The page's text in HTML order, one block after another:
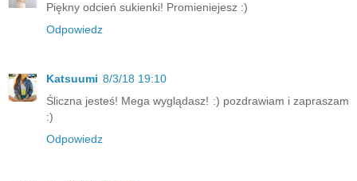
Piękny odcień sukienki! Promieniejesz :)
Odpowiedz
Katsuumi 8/3/18 19:10
Śliczna jesteś! Mega wyglądasz! :) pozdrawiam i zapraszam
:)
Odpowiedz